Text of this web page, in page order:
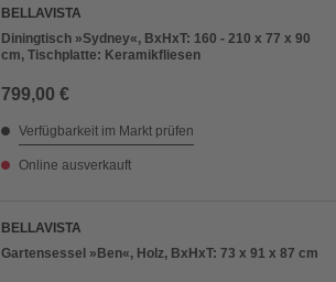
BELLAVISTA
Diningtisch »Sydney«, BxHxT: 160 - 210 x 77 x 90
cm, Tischplatte: Keramikfliesen
799,00 €
Verfügbarkeit im Markt prüfen
Online ausverkauft
BELLAVISTA
Gartensessel »Ben«, Holz, BxHxT: 73 x 91 x 87 cm